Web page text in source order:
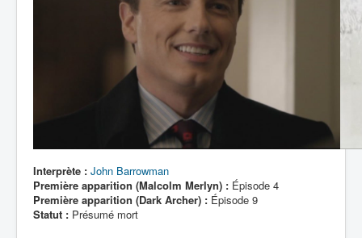
Interprète : John Barrowman
Première apparition (Malcolm Merlyn) : Épisode 4
Première apparition (Dark Archer) : Épisode 9
Statut : Présumé mort